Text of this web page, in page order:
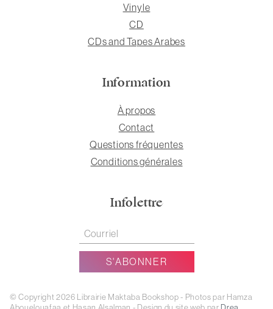
Vinyle
CD
CDs and Tapes Arabes
Information
À propos
Contact
Questions fréquentes
Conditions générales
Infolettre
© Copyright 2026 Librairie Maktaba Bookshop - Photos par Hamza